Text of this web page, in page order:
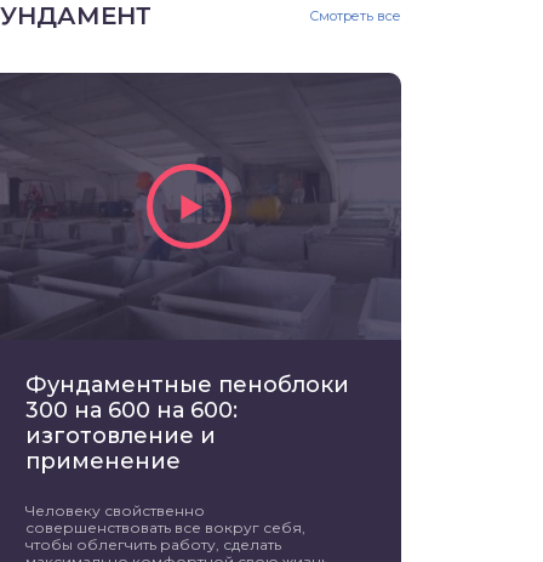
Смотреть все
Фундаментные пеноблоки
300 на 600 на 600:
изготовление и
применение
Человеку свойственно
совершенствовать все вокруг себя,
чтобы облегчить работу, сделать